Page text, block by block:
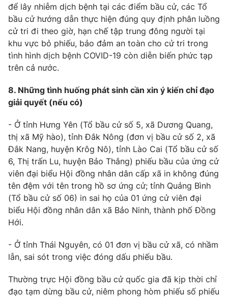
để lây nhiễm dịch bệnh tại các điểm bầu cử, các Tổ
bầu cử hướng dẫn thực hiện đúng quy định phân luồng
cử tri đi theo giờ, hạn chế tập trung đông người tại
khu vực bỏ phiếu, bảo đảm an toàn cho cử tri trong
tình hình dịch bệnh COVID-19 còn diễn biến phức tạp
trên cả nước.
8. Những tình huống phát sinh cần xin ý kiến chỉ đạo
giải quyết (nếu có)
- Ở tỉnh Hưng Yên (Tổ bầu cử số 5, xã Dương Quang,
thị xã Mỹ hào), tỉnh Đắk Nông (đơn vị bầu cử số 2, xã
Đắk Nang, huyện Krôg Nô), tỉnh Lào Cai (Tổ bầu cử số
6, Thị trấn Lu, huyện Bảo Thắng) phiếu bầu của ứng cử
viên đại biểu Hội đồng nhân dân cấp xã in không đúng
tên đệm với tên trong hồ sơ ứng cử; tỉnh Quảng Bình
(Tổ bầu cử số 06) in sai họ của 01 ứng cử viên đại
biểu Hội đồng nhân dân xã Bảo Ninh, thành phố Đồng
Hới.
- Ở tỉnh Thái Nguyên, có 01 đơn vị bầu cử xã, có nhầm
lẫn, sai sót trong việc đóng dấu phiếu bầu.
Thường trực Hội đồng bầu cử quốc gia đã kịp thời chỉ
đạo tạm dừng bầu cử, niêm phong hòm phiếu số phiếu